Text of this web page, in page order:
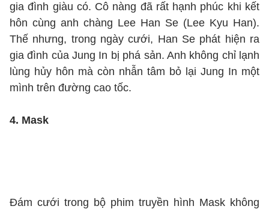
gia đình giàu có. Cô nàng đã rất hạnh phúc khi kết
hôn cùng anh chàng Lee Han Se (Lee Kyu Han).
Thế nhưng, trong ngày cưới, Han Se phát hiện ra
gia đình của Jung In bị phá sản. Anh không chỉ lạnh
lùng hủy hôn mà còn nhẫn tâm bỏ lại Jung In một
mình trên đường cao tốc.
4. Mask
Đám cưới trong bộ phim truyền hình Mask không